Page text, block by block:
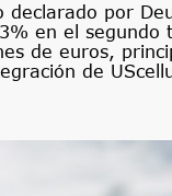
declarado por
en el segundo
de euros,
de